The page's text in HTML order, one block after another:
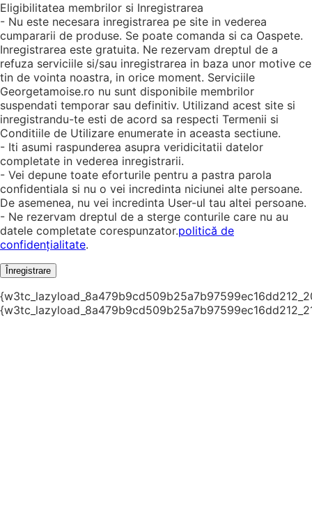
Eligibilitatea membrilor si Inregistrarea
- Nu este necesara inregistrarea pe site in vederea
cumpararii de produse. Se poate comanda si ca Oaspete.
Inregistrarea este gratuita. Ne rezervam dreptul de a
refuza serviciile si/sau inregistrarea in baza unor motive ce
tin de vointa noastra, in orice moment. Serviciile
Georgetamoise.ro nu sunt disponibile membrilor
suspendati temporar sau definitiv. Utilizand acest site si
inregistrandu-te esti de acord sa respecti Termenii si
Conditiile de Utilizare enumerate in aceasta sectiune.
- Iti asumi raspunderea asupra veridicitatii datelor
completate in vederea inregistrarii.
- Vei depune toate eforturile pentru a pastra parola
confidentiala si nu o vei incredinta niciunei alte persoane.
De asemenea, nu vei incredinta User-ul tau altei persoane.
- Ne rezervam dreptul de a sterge conturile care nu au
datele completate corespunzator.politică de
confidențialitate.
Înregistrare